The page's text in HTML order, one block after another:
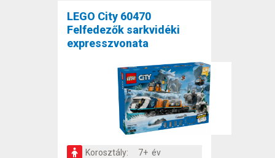
LEGO City 60470
Felfedezők sarkvidéki
expresszvonata
Korosztály:
7+ év